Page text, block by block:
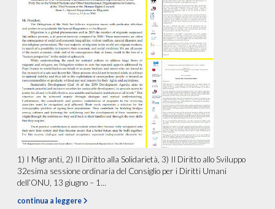
1) I Migranti, 2) Il Diritto alla Solidarietà, 3) Il Diritto allo Sviluppo
32esima sessione ordinaria del Consiglio per i Diritti Umani
dell’ONU, 13 giugno – 1...
continua a leggere